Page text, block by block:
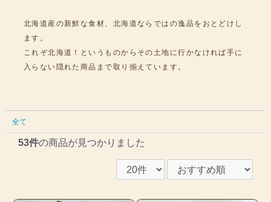
北海道産の新鮮な食材、北海道ならではの逸品をおとどけし
ます。
これぞ北海道！というものからその土地に行かなければ手に
入らない隠れた商品まで取り揃えています。
全て
53件の商品が見つかりました